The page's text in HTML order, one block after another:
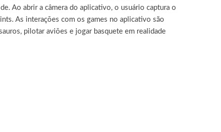
Ao abrir a câmera do aplicativo, o usuário captura o
As interações com os games no aplicativo são
pilotar aviões e jogar basquete em realidade